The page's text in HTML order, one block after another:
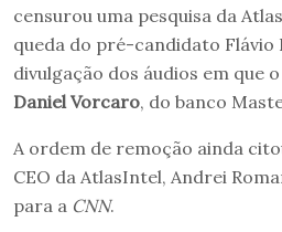
censurou uma pesquisa da
queda do pré-candidato Flávio
divulgação dos áudios em que
Daniel Vorcaro, do banco
A ordem de remoção ainda
CEO da AtlasIntel, Andrei
para a CNN.